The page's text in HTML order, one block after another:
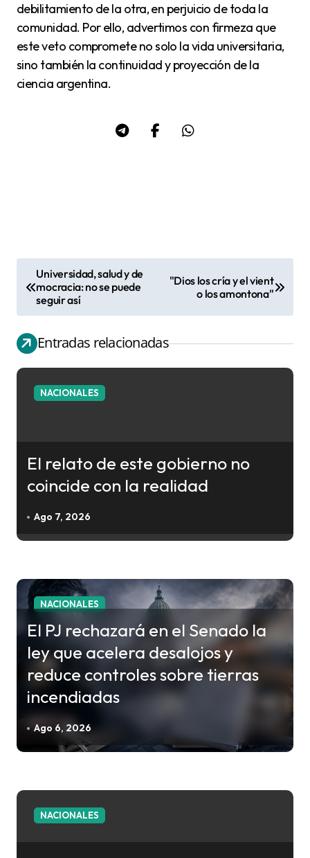
debilitamiento de la otra, en perjuicio de toda la
comunidad. Por ello, advertimos con firmeza que
este veto compromete no solo la vida universitaria,
sino también la continuidad y proyección de la
ciencia argentina.
N
e
g
e
d
Universidad, salud y de
mocracia: no se puede
seguir así
"Dios los cría y el vient
o los amontona"
Entradas relacionadas
NACIONALES
El relato de este gobierno no
coincide con la realidad
Ago 7, 2026
NACIONALES
El PJ rechazará en el Senado la
ley que acelera desalojos y
reduce controles sobre tierras
incendiadas
Ago 6, 2026
NACIONALES